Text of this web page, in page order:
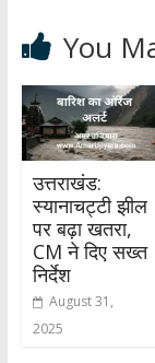
You
उत्तराखंड:
स्यानाचट्टी झील
पर बढ़ा खतरा,
CM ने दिए सख्त
निर्देश
August 31,
2025